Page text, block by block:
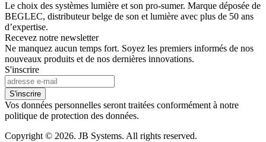
Le choix des systèmes lumière et son pro-sumer. Marque déposée de
BEGLEC, distributeur belge de son et lumière avec plus de 50 ans
d’expertise.
Recevez notre newsletter
Ne manquez aucun temps fort. Soyez les premiers informés de nos
nouveaux produits et de nos dernières innovations.
S'inscrire
S'inscrire
Vos données personnelles seront traitées conformément à notre
politique de protection des données.
Copyright © 2026. JB Systems. All rights reserved.